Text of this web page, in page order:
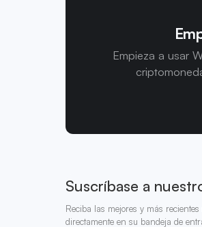
Empieza a usar
Suscríbase a
Reciba las mejores y más
directamente en su bandeja de